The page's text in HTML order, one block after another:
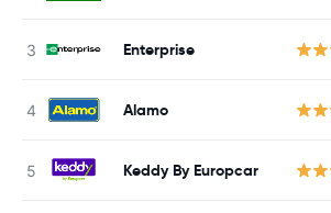
Enterprise
Alamo
Keddy By Europcar